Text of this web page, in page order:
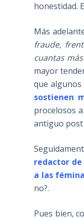
honestidad.
Más
fraude,
cuantas
mayor
que
sostienen
procelosos
antiguo
redactor
a las
no?.
Pues bien,